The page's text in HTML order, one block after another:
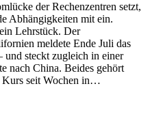
der Rechenzentren setzt,
Abhängigkeiten mit ein.
Lehrstück. Der
meldete Ende Juli das
und steckt zugleich in einer
nach China. Beides gehört
Kurs seit Wochen in…